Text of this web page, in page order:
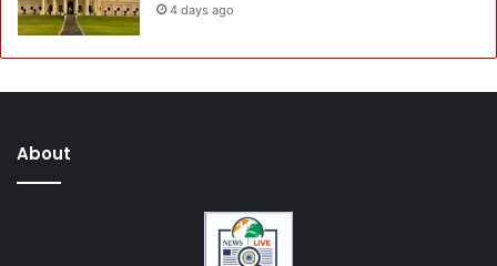
4 days ago
About